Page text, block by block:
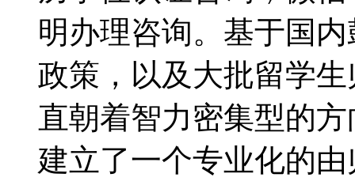
明办理咨询。基于国
政策，以及大批留学
直朝着智力密集型的
建立了一个专业化的